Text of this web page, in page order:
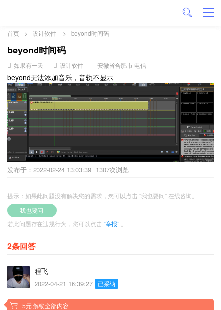
首页 > 设计软件 > beyond时间码
beyond时间码
如果有一天 设计软件 安徽省合肥市 电信
beyond无法添加音乐，音轨不显示
发布于：2022-02-24 13:03:39 1307次浏览
提示：如果此问题没有解决您的需求，您可以点击 “我也要问” 在线咨询。
我也要问
若此问题存在违规行为，您可以点击“举报”
2条回答
程飞
2022-04-21 16:39:27 已采纳
5元 解锁全部内容